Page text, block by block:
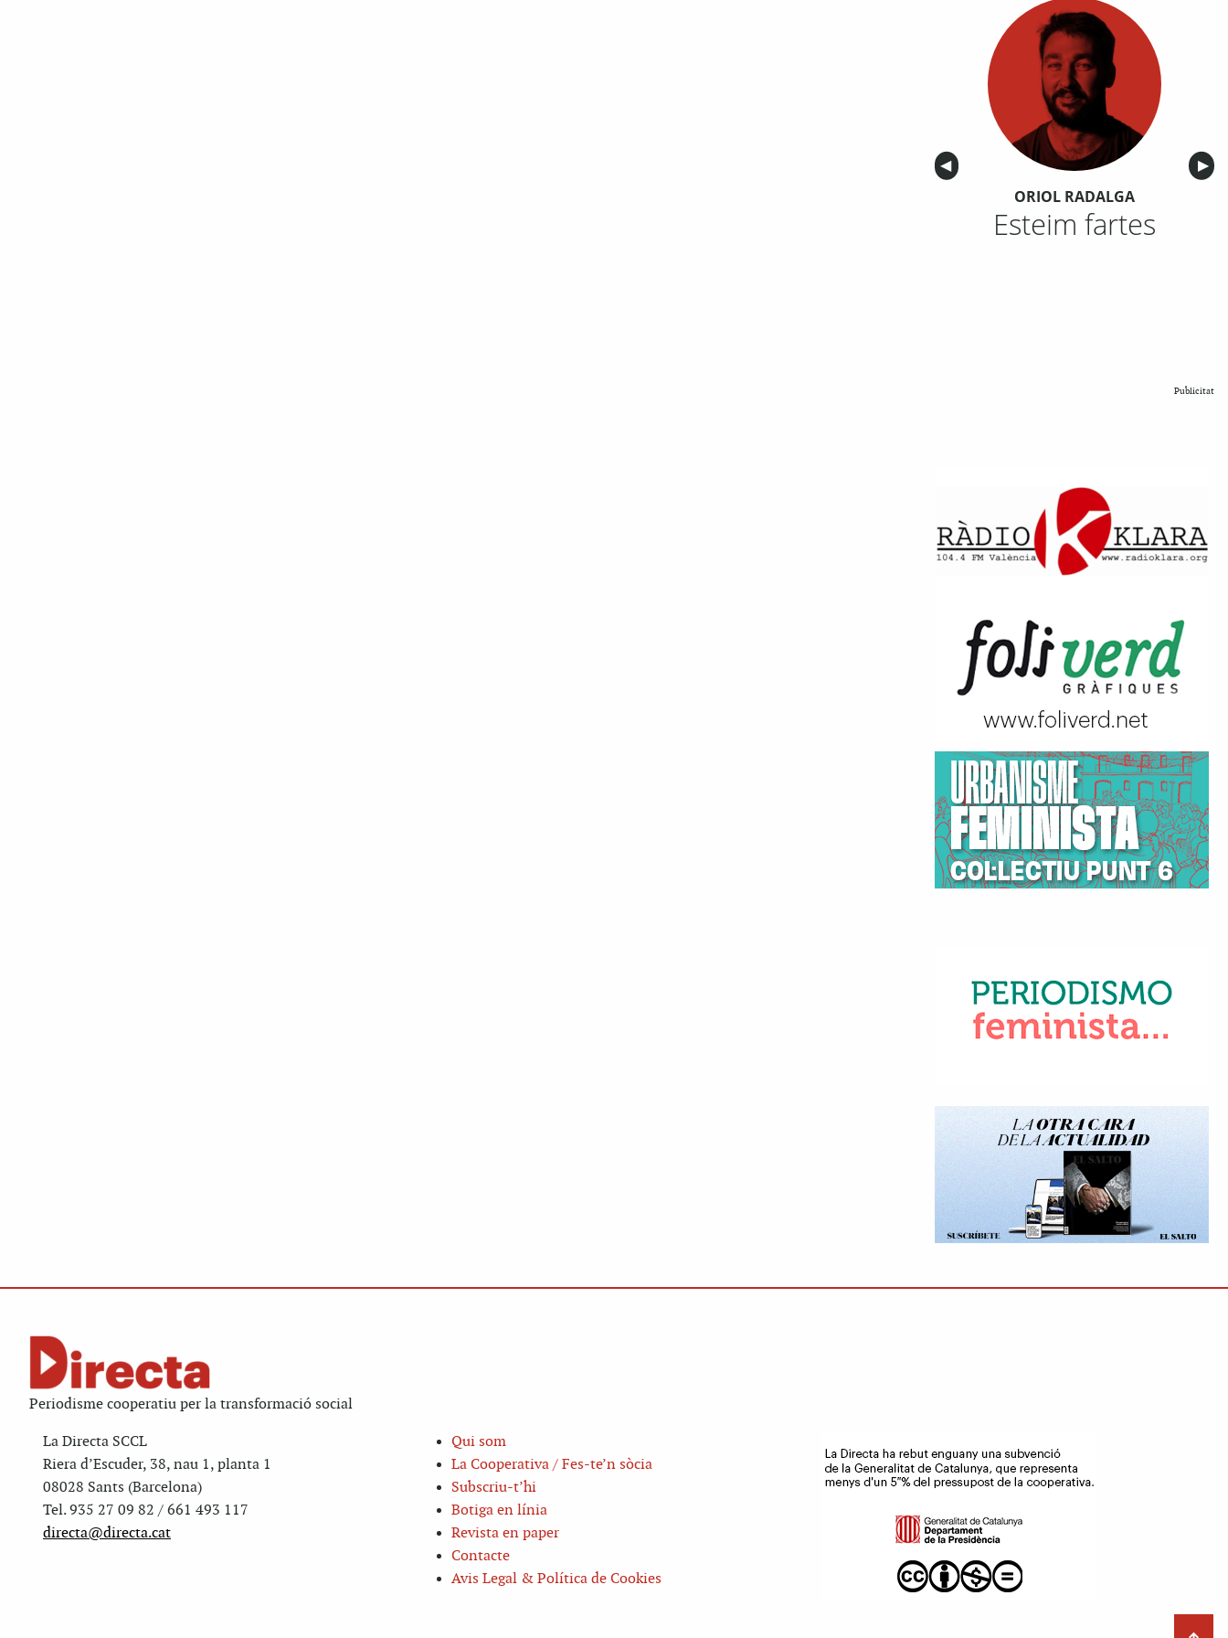
Anterior
◀︎ ▶︎
ORIOL RADALGA
Esteim fartes
Publicitat
Periodisme cooperatiu per la transformació social
La Directa SCCL
Riera d’Escuder, 38, nau 1, planta 1
08028 Sants (Barcelona)
Tel. 935 27 09 82 / 661 493 117
directa@directa.cat
Qui som
La Cooperativa / Fes-te’n sòcia
Subscriu-t’hi
Botiga en línia
Revista en paper
Contacte
Avis Legal & Política de Cookies